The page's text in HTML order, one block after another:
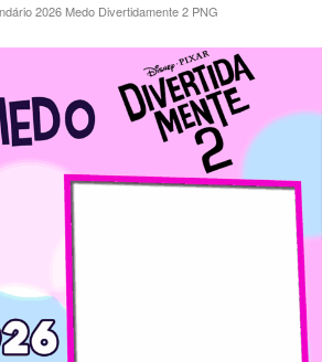
2026 Medo Divertidamente 2 PNG